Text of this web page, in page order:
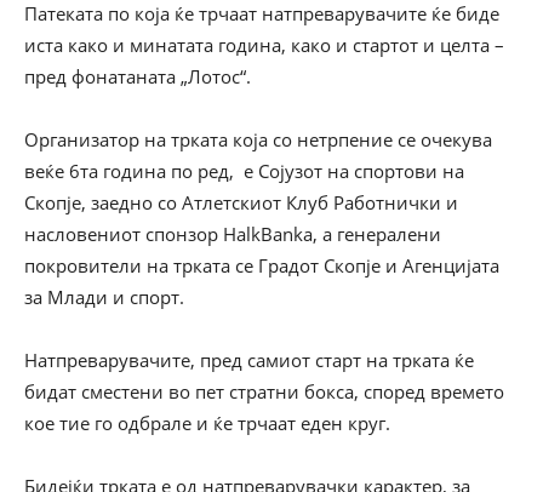
Патеката по која ќе трчаат натпреварувачите ќе биде
иста како и минатата година, како и стартот и целта –
пред фонатаната „Лотос“.
Организатор на трката која со нетрпение се oчекува
веќе 6та година по ред, е Сојузот на спортови на
Скопје, заедно со Атлетскиот Клуб Работнички и
насловениот спонзор HalkBanka, а генералени
покровители на трката се Градот Скопје и Агенцијата
за Млади и спорт.
Натпреварувачите, пред самиот старт на трката ќе
бидат сместени во пет стратни бокса, според времето
кое тие го одбрале и ќе трчаат еден круг.
Бидејќи трката е од натпреварувачки карактер, за